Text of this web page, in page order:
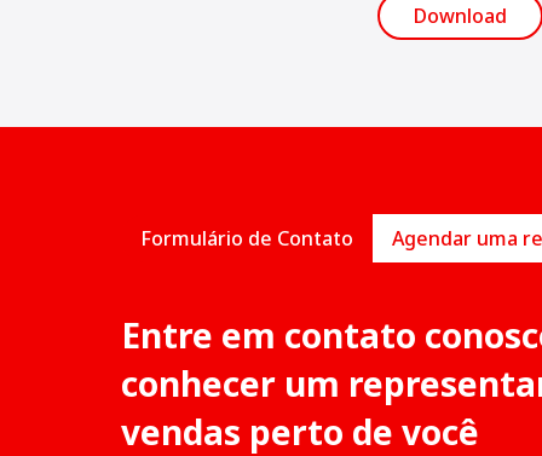
Download
Formulário de Contato
Entre em contato
conhecer um
vendas perto de você